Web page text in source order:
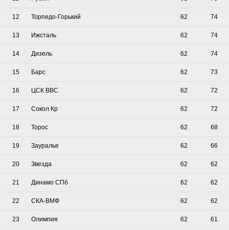
12 Торпедо-Горький 62 74
13 Ижсталь 62 74
14 Дизель 62 74
15 Барс 62 73
16 ЦСК ВВС 62 72
17 Сокол Кр 62 72
18 Торос 62 68
19 Зауралье 62 66
20 Звезда 62 62
21 Динамо СПб 62 62
22 СКА-ВМФ 62 62
23 Олимпия 62 61